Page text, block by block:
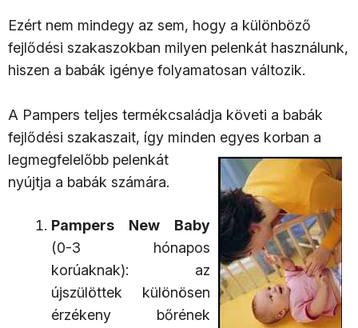
Ezért nem mindegy az sem, hogy a különböző
fejlődési szakaszokban milyen pelenkát használunk,
hiszen a babák igénye folyamatosan változik.
A Pampers teljes termékcsaládja követi a babák
fejlődési szakaszait, így minden egyes korban a
legmegfelelőbb pelenkát
nyújtja a babák számára.
Pampers New Baby
(0-3 hónapos
korúaknak): az
újszülöttek különösen
érzékeny bőrének